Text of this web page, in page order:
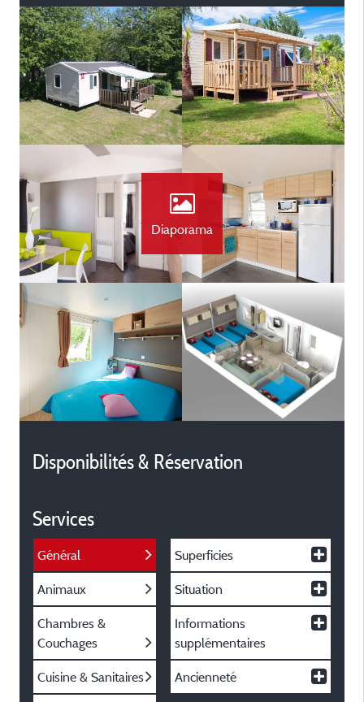
Diaporama
Disponibilités & Réservation
Services
Général
Animaux
Chambres &
Couchages
Cuisine & Sanitaires
Superficies
Situation
Informations
supplémentaires
Ancienneté